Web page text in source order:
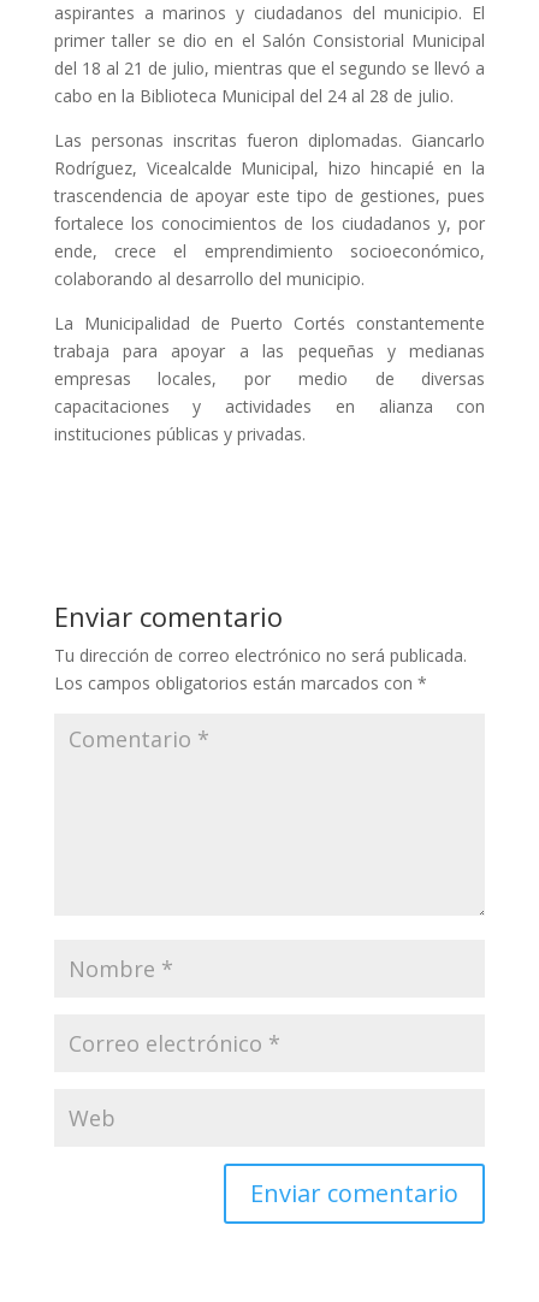
aspirantes a marinos y ciudadanos del municipio. El
primer taller se dio en el Salón Consistorial Municipal
del 18 al 21 de julio, mientras que el segundo se llevó a
cabo en la Biblioteca Municipal del 24 al 28 de julio.
Las personas inscritas fueron diplomadas. Giancarlo
Rodríguez, Vicealcalde Municipal, hizo hincapié en la
trascendencia de apoyar este tipo de gestiones, pues
fortalece los conocimientos de los ciudadanos y, por
ende, crece el emprendimiento socioeconómico,
colaborando al desarrollo del municipio.
La Municipalidad de Puerto Cortés constantemente
trabaja para apoyar a las pequeñas y medianas
empresas locales, por medio de diversas
capacitaciones y actividades en alianza con
instituciones públicas y privadas.
Enviar comentario
Tu dirección de correo electrónico no será publicada.
Los campos obligatorios están marcados con *